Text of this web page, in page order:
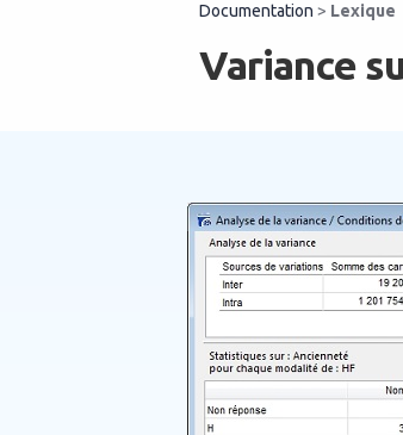
Documentation > Lexique
Variance